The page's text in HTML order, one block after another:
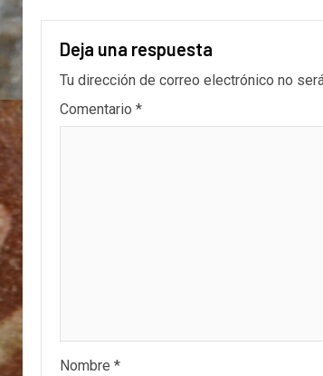
Deja una respuesta
Tu dirección de correo electrónico no
Comentario *
Nombre *